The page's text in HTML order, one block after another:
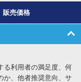
販売価格
る利用者の満足度、何
か、他者推奨意向、サ